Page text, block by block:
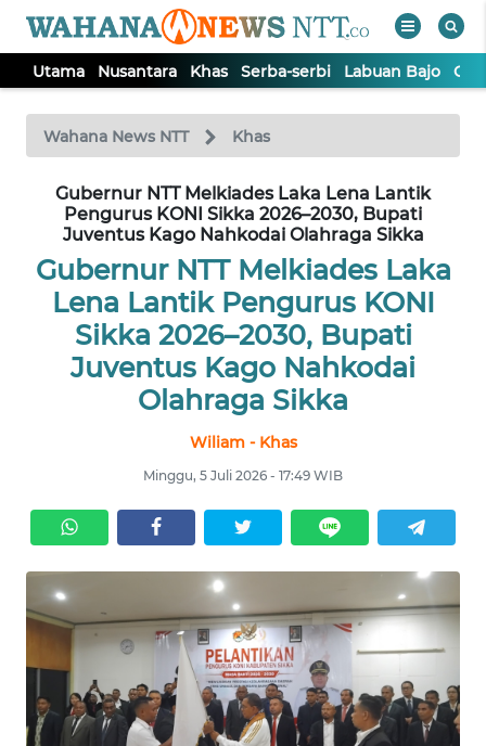
Utama Nusantara Khas Serba-serbi Labuan Bajo
Wahana News NTT Khas
Gubernur NTT Melkiades Laka Lena Lantik
Pengurus KONI Sikka 2026–2030, Bupati
Juventus Kago Nahkodai Olahraga Sikka
Gubernur NTT Melkiades Laka
Lena Lantik Pengurus KONI
Sikka 2026–2030, Bupati
Juventus Kago Nahkodai
Olahraga Sikka
Wiliam - Khas
Minggu, 5 Juli 2026 - 17:49 WIB
TV
Tutup
UTAMA
NUSANTARA
KHAS
SERBA-
OPINI
Informasi
INDEKS
BERITA
KONTAK